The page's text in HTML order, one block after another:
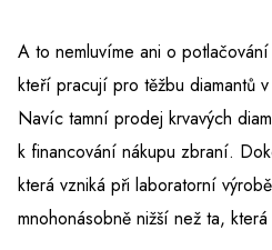
A to nemluvíme ani o
kteří pracují pro těžbu diamantů
Navíc tamní prodej krvavých
k financování nákupu zbraní.
která vzniká při laboratorní
mnohonásobně nižší než ta,